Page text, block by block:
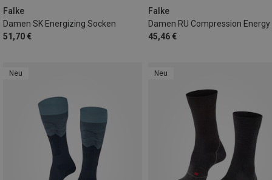
Falke
Damen SK Energizing Socken
51,70 €
Falke
45,46 €
39|40|41|42
Neu Neu